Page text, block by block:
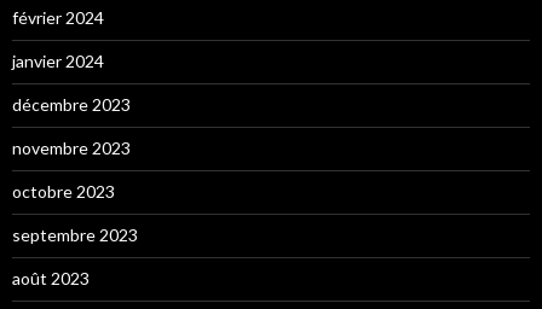
février 2024
janvier 2024
décembre 2023
novembre 2023
octobre 2023
septembre 2023
août 2023